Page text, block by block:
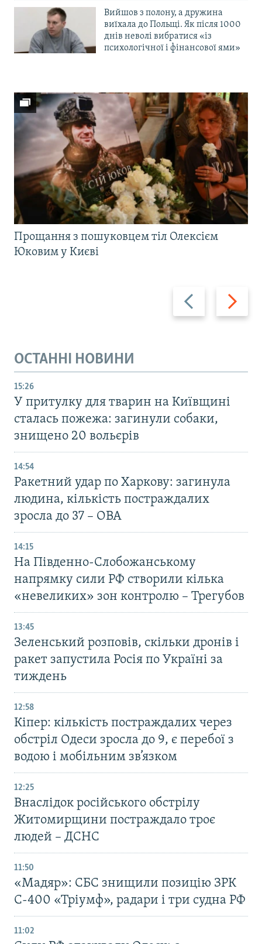
Вийшов з полону, а дружина
виїхала до Польщі. Як після 1000
днів неволі вибратися «із
психологічної і фінансової ями»
Назад Вперед
Прощання з пошуковцем тіл Олексієм
Юковим у Києві
ОСТАННІ НОВИНИ
15:26
У притулку для тварин на Київщині
сталась пожежа: загинули собаки,
знищено 20 вольєрів
14:54
Ракетний удар по Харкову: загинула
людина, кількість постраждалих
зросла до 37 – ОВА
14:15
На Південно-Слобожанському
напрямку сили РФ створили кілька
«невеликих» зон контролю – Трегубов
13:45
Зеленський розповів, скільки дронів і
ракет запустила Росія по Україні за
тиждень
12:58
Кіпер: кількість постраждалих через
обстріл Одеси зросла до 9, є перебої з
водою і мобільним зв’язком
12:25
Внаслідок російського обстрілу
Житомирщини постраждало троє
людей – ДСНС
11:50
«Мадяр»: СБС знищили позицію ЗРК
С-400 «Тріумф», радари і три судна РФ
11:02